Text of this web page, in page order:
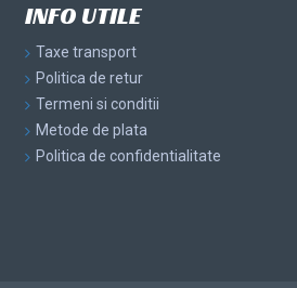
INFO UTILE
Taxe transport
Politica de retur
Termeni si conditii
Metode de plata
Politica de confidentialitate